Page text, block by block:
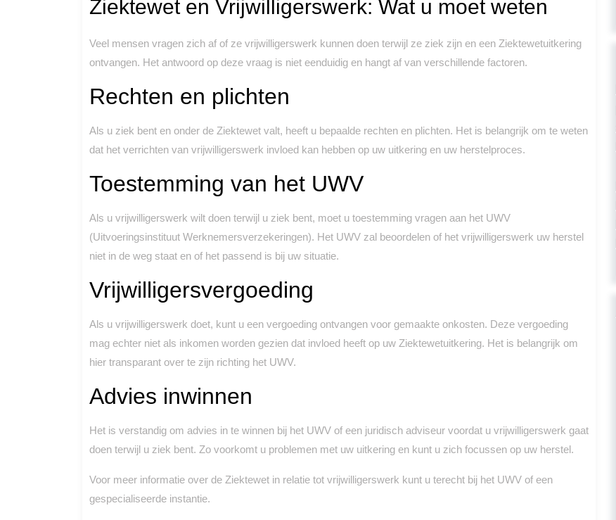
Ziektewet en Vrijwilligerswerk: Wat u moet weten
Veel mensen vragen zich af of ze vrijwilligerswerk kunnen doen terwijl ze ziek zijn en een Ziektewetuitkering
ontvangen. Het antwoord op deze vraag is niet eenduidig en hangt af van verschillende factoren.
Rechten en plichten
Als u ziek bent en onder de Ziektewet valt, heeft u bepaalde rechten en plichten. Het is belangrijk om te weten
dat het verrichten van vrijwilligerswerk invloed kan hebben op uw uitkering en uw herstelproces.
Toestemming van het UWV
Als u vrijwilligerswerk wilt doen terwijl u ziek bent, moet u toestemming vragen aan het UWV
(Uitvoeringsinstituut Werknemersverzekeringen). Het UWV zal beoordelen of het vrijwilligerswerk uw herstel
niet in de weg staat en of het passend is bij uw situatie.
Vrijwilligersvergoeding
Als u vrijwilligerswerk doet, kunt u een vergoeding ontvangen voor gemaakte onkosten. Deze vergoeding
mag echter niet als inkomen worden gezien dat invloed heeft op uw Ziektewetuitkering. Het is belangrijk om
hier transparant over te zijn richting het UWV.
Advies inwinnen
Het is verstandig om advies in te winnen bij het UWV of een juridisch adviseur voordat u vrijwilligerswerk gaat
doen terwijl u ziek bent. Zo voorkomt u problemen met uw uitkering en kunt u zich focussen op uw herstel.
Voor meer informatie over de Ziektewet in relatie tot vrijwilligerswerk kunt u terecht bij het UWV of een
gespecialiseerde instantie.